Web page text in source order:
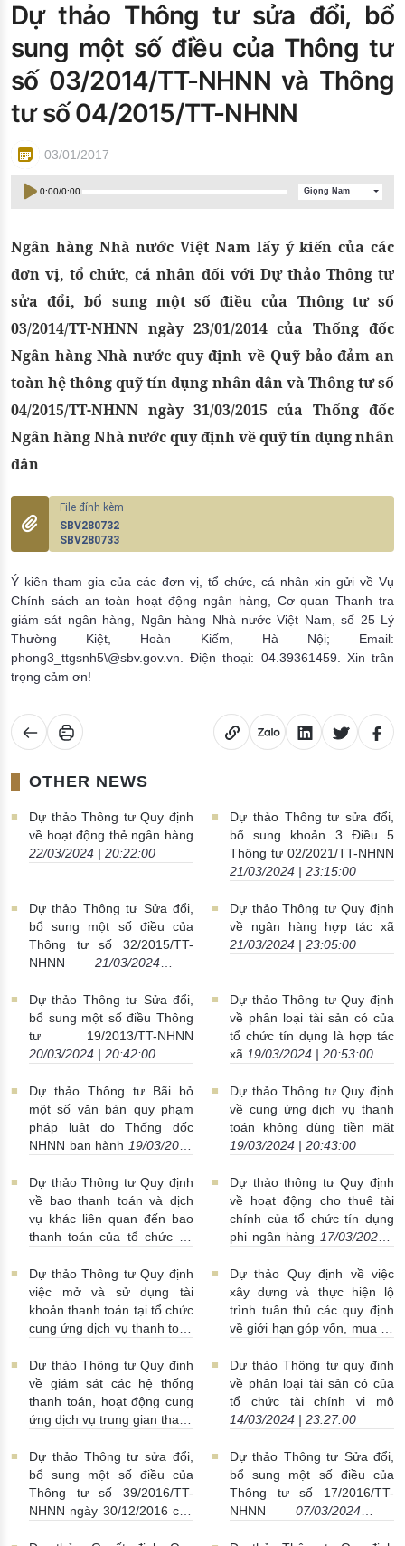
Đào tạo ISO
Dự thảo Thông tư sửa đổi, bổ
sung một số điều của Thông tư
số 03/2014/TT-NHNN và Thông
tư số 04/2015/TT-NHNN
03/01/2017
0:00/0:00 Giọng Nam
Ngân hàng Nhà nước Việt Nam lấy ý kiến của các
đơn vị, tổ chức, cá nhân đối với Dự thảo Thông tư
sửa đổi, bổ sung một số điều của Thông tư số
03/2014/TT-NHNN ngày 23/01/2014 của Thống đốc
Ngân hàng Nhà nước quy định về Quỹ bảo đảm an
toàn hệ thông quỹ tín dụng nhân dân và Thông tư số
04/2015/TT-NHNN ngày 31/03/2015 của Thống đốc
Ngân hàng Nhà nước quy định về quỹ tín dụng nhân
dân
SBV280732
SBV280733
Ý kiên tham gia của các đơn vị, tổ chức, cá nhân xin gửi về Vụ
Chính sách an toàn hoạt động ngân hàng, Cơ quan Thanh tra
giám sát ngân hàng, Ngân hàng Nhà nước Việt Nam, số 25 Lý
Thường Kiệt, Hoàn Kiếm, Hà Nội; Email:
phong3_ttgsnh5\@sbv.gov.vn. Điện thoại: 04.39361459. Xin trân
trọng cảm ơn!
OTHER NEWS
Dự thảo Thông tư Quy định
về hoạt động thẻ ngân hàng
22/03/2024 | 20:22:00
Dự thảo Thông tư sửa đổi,
bổ sung khoản 3 Điều 5
Thông tư 02/2021/TT-NHNN
21/03/2024 | 23:15:00
Dự thảo Thông tư Sửa đổi,
bổ sung một số điều của
Thông tư số 32/2015/TT-
NHNN
21/03/2024 |
Dự thảo Thông tư Quy định
về ngân hàng hợp tác xã
21/03/2024 | 23:05:00
Dự thảo Thông tư Sửa đổi,
bổ sung một số điều Thông
tư 19/2013/TT-NHNN
20/03/2024 | 20:42:00
Dự thảo Thông tư Quy định
về phân loại tài sản có của
tổ chức tín dụng là hợp tác
xã 19/03/2024 | 20:53:00
Dự thảo Thông tư Bãi bỏ
một số văn bản quy phạm
pháp luật do Thống đốc
NHNN ban hành 19/03/2024
Dự thảo Thông tư Quy định
về cung ứng dịch vụ thanh
toán không dùng tiền mặt
19/03/2024 | 20:43:00
Dự thảo Thông tư Quy định
về bao thanh toán và dịch
vụ khác liên quan đến bao
thanh toán của tổ chức tín
nước ngoài
17/03/2024 |
05:16:00
Dự thảo thông tư Quy định
về hoạt động cho thuê tài
chính của tổ chức tín dụng
phi ngân hàng 17/03/2024 |
Dự thảo Thông tư Quy định
việc mở và sử dụng tài
khoản thanh toán tại tổ chức
cung ứng dịch vụ thanh toán
Dự thảo Quy định về việc
xây dựng và thực hiện lộ
trình tuân thủ các quy định
về giới hạn góp vốn, mua cổ
của TCTD
14/03/2024 |
23:38:00
Dự thảo Thông tư Quy định
về giám sát các hệ thống
thanh toán, hoạt động cung
ứng dịch vụ trung gian thanh
Dự thảo Thông tư quy định
về phân loại tài sản có của
tổ chức tài chính vi mô
14/03/2024 | 23:27:00
Dự thảo Thông tư sửa đổi,
bổ sung một số điều của
Thông tư số 39/2016/TT-
NHNN ngày 30/12/2016 của
Dự thảo Thông tư Sửa đổi,
bổ sung một số điều của
Thông tư số 17/2016/TT-
NHNN
07/03/2024 |